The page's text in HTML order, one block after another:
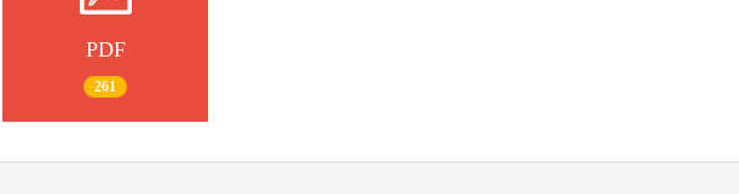
PDF
261